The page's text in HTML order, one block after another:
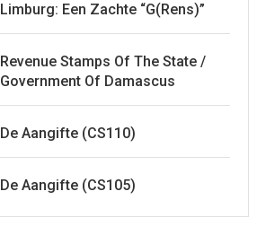
Limburg: Een Zachte “G(rens)”
Revenue Stamps Of The State /
Government Of Damascus
De Aangifte (CS110)
De Aangifte (CS105)